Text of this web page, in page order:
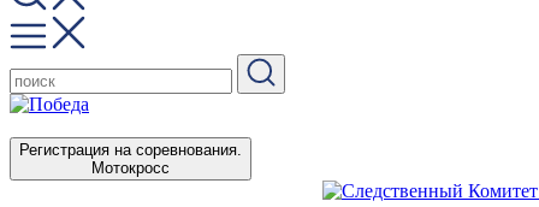
Регистрация на соревнования.
Мотокросс